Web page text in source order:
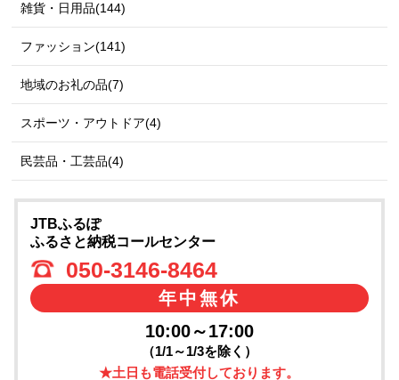
雑貨・日用品(144)
ファッション(141)
地域のお礼の品(7)
スポーツ・アウトドア(4)
民芸品・工芸品(4)
JTBふるぽ
ふるさと納税コールセンター
050-3146-8464
年中無休
10:00～17:00
（1/1～1/3を除く）
★土日も電話受付しております。